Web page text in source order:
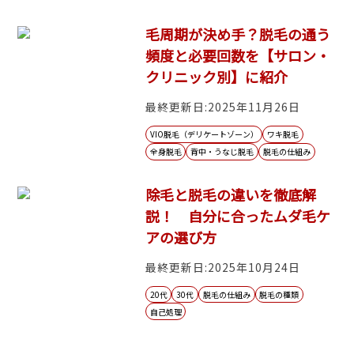
毛周期が決め手？脱毛の通う
頻度と必要回数を【サロン・
クリニック別】に紹介
最終更新日:2025年11月26日
VIO脱毛（デリケートゾーン）
ワキ脱毛
全身脱毛
背中・うなじ脱毛 脱毛の仕組み
除毛と脱毛の違いを徹底解
説！ 自分に合ったムダ毛ケ
アの選び方
最終更新日:2025年10月24日
20代 30代 脱毛の仕組み
脱毛の種類
自己処理